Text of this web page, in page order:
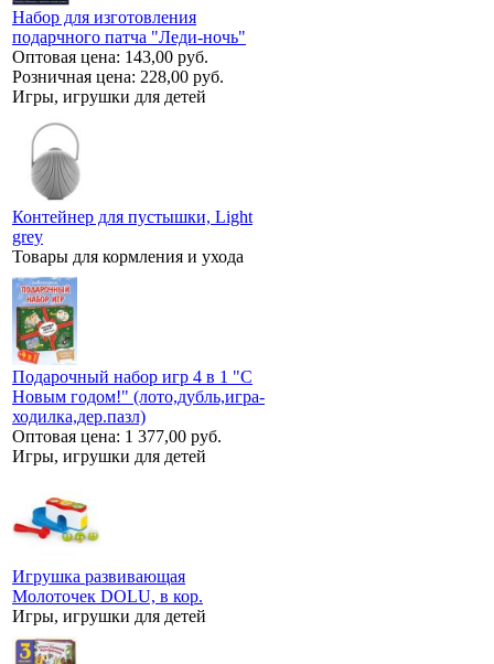
Набор для изготовления
подарчного патча "Леди-ночь"
Оптовая цена: 143,00 руб.
Розничная цена: 228,00 руб.
Игры, игрушки для детей
Контейнер для пустышки, Light
grey
Товары для кормления и ухода
Подарочный набор игр 4 в 1 "С
Новым годом!" (лото,дубль,игра-
ходилка,дер.пазл)
Оптовая цена: 1 377,00 руб.
Игры, игрушки для детей
Игрушка развивающая
Молоточек DOLU, в кор.
Игры, игрушки для детей